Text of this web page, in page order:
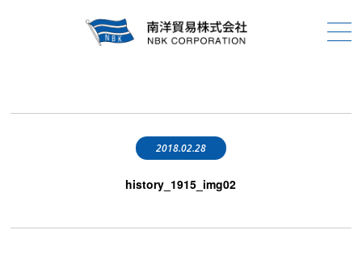
2018.02.28
history_1915_img02